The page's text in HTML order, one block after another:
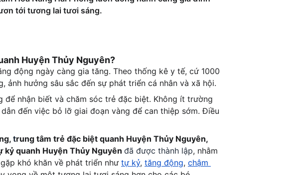
tới tương lai tươi sáng.
Huyện Thủy Nguyên?
động ngày càng gia tăng. Theo thống kê y tế, cứ 1000
hưởng sâu sắc đến sự phát triển cá nhân và xã hội.
để nhận biết và chăm sóc trẻ đặc biệt. Không ít trường
đến việc bỏ lỡ giai đoạn vàng để can thiệp sớm. Điều
trung tâm trẻ đặc biệt quanh Huyện Thủy Nguyên,
quanh Huyện Thủy Nguyên đã được thành lập, nhằm
khó khăn về phát triển như tự kỷ, tăng động, chậm